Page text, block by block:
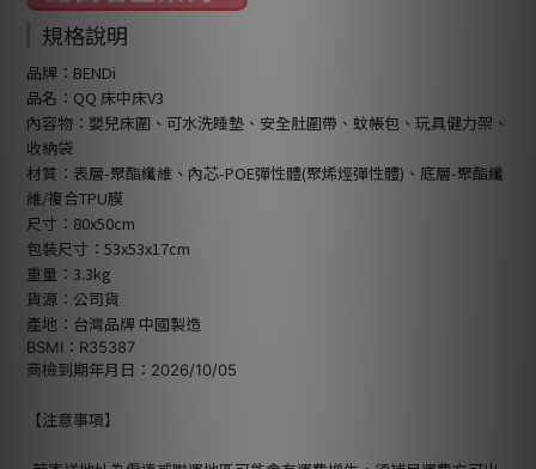
規格說明
品牌：BENDi
品名：QQ 床中床V3
內容物：嬰兒床圍、可水洗睡墊、安全肚圍帶、蚊帳包、玩具健力架、
收納袋
材質：表層-聚酯纖維、內芯-POE彈性體(聚烯烴彈性體)、底層-聚酯纖
維/複合TPU膜
尺寸：80x50cm
包裝尺寸：53x53x17cm
重量：3.3kg
貨源：公司貨
產地：台灣品牌 中國製造
BSMI：R35387
商檢到期年月日：2026/10/05
【注意事項】